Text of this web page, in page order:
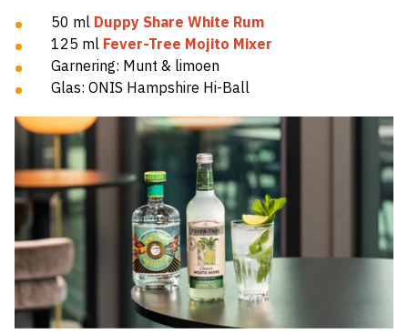
50 ml Duppy Share White Rum
125 ml Fever-Tree Mojito Mixer
Garnering: Munt & limoen
Glas: ONIS Hampshire Hi-Ball